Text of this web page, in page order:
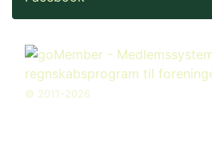
© 2011-2026